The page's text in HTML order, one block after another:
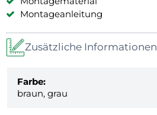
Montageanleitung
Zusätzliche Informationen
Farbe:
braun, grau